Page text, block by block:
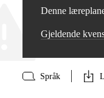
Denne
Gjeldende
Språk